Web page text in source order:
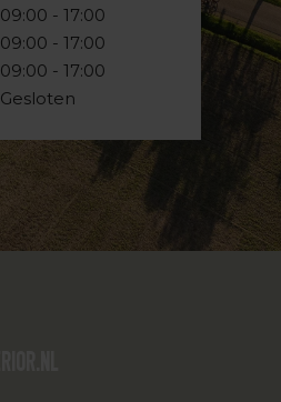
09:00 - 17:00
09:00 - 17:00
09:00 - 17:00
Gesloten